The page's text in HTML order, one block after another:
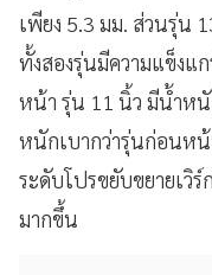
เพียง 5.3 มม. ส่วนรุ่น
ทั้งสองรุ่นมีความแข็งแ
หน้า รุ่น 11 นิ้ว มีน้ำหนั
หนักเบากว่ารุ่นก่อนห
ระดับโปรขยับขยายเวิ
มากขึ้น